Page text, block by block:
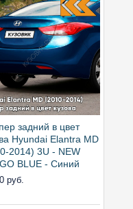
задний в цвет
Hyundai Elantra MD
2014) 3U - NEW
BLUE - Синий
руб.